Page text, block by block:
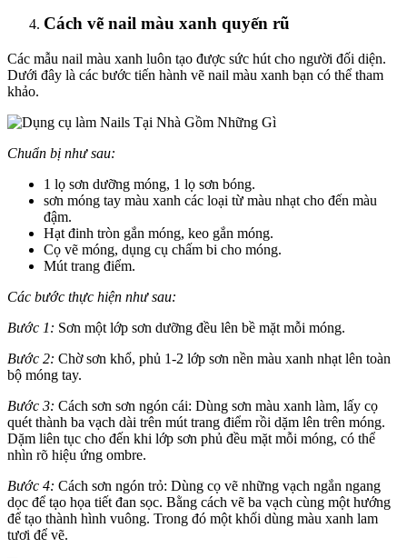
Cách vẽ nail màu xanh quyến rũ
Các mẫu nail màu xanh luôn tạo được sức hút cho người đối diện.
Dưới đây là các bước tiến hành vẽ nail màu xanh bạn có thể tham
khảo.
Chuẩn bị như sau:
1 lọ sơn dưỡng móng, 1 lọ sơn bóng.
sơn móng tay màu xanh các loại từ màu nhạt cho đến màu
đậm.
Hạt đinh tròn gắn móng, keo gắn móng.
Cọ vẽ móng, dụng cụ chấm bi cho móng.
Mút trang điểm.
Các bước thực hiện như sau:
Bước 1: Sơn một lớp sơn dưỡng đều lên bề mặt mỗi móng.
Bước 2: Chờ sơn khổ, phủ 1-2 lớp sơn nền màu xanh nhạt lên toàn
bộ móng tay.
Bước 3: Cách sơn sơn ngón cái: Dùng sơn màu xanh làm, lấy cọ
quét thành ba vạch dài trên mút trang điểm rồi dặm lên trên móng.
Dặm liên tục cho đến khi lớp sơn phủ đều mặt mỗi móng, có thể
nhìn rõ hiệu ứng ombre.
Bước 4: Cách sơn ngón trỏ: Dùng cọ vẽ những vạch ngắn ngang
dọc để tạo họa tiết đan sọc. Bằng cách vẽ ba vạch cùng một hướng
để tạo thành hình vuông. Trong đó một khối dùng màu xanh lam
tươi để vẽ.